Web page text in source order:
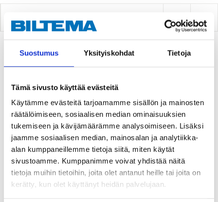
Suostumus Yksityiskohdat Tietoja
Tämä sivusto käyttää evästeitä
Käytämme evästeitä tarjoamamme sisällön ja mainosten
räätälöimiseen, sosiaalisen median ominaisuuksien
tukemiseen ja kävijämäärämme analysoimiseen. Lisäksi
jaamme sosiaalisen median, mainosalan ja analytiikka-
alan kumppaneillemme tietoja siitä, miten käytät
sivustoamme. Kumppanimme voivat yhdistää näitä
tietoja muihin tietoihin, joita olet antanut heille tai joita on
kerätty, kun olet käyttänyt heidän palvelujaan.
PRODUKTER
755 5 55